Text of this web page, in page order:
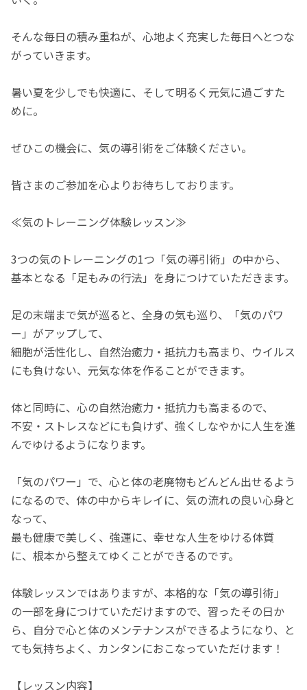
そんな毎日の積み重ねが、心地よく充実した毎日へとつな
がっていきます。
暑い夏を少しでも快適に、そして明るく元気に過ごすた
めに。
ぜひこの機会に、気の導引術をご体験ください。
皆さまのご参加を心よりお待ちしております。
≪気のトレーニング体験レッスン≫
3つの気のトレーニングの1つ「気の導引術」の中から、
基本となる「足もみの行法」を身につけていただきます。
足の末端まで気が巡ると、全身の気も巡り、「気のパワ
ー」がアップして、
細胞が活性化し、自然治癒力・抵抗力も高まり、ウイルス
にも負けない、元気な体を作ることができます。
体と同時に、心の自然治癒力・抵抗力も高まるので、
不安・ストレスなどにも負けず、強くしなやかに人生を進
んでゆけるようになります。
「気のパワー」で、心と体の老廃物もどんどん出せるよう
になるので、体の中からキレイに、気の流れの良い心身と
なって、
最も健康で美しく、強運に、幸せな人生をゆける体質
に、根本から整えてゆくことができるのです。
体験レッスンではありますが、本格的な「気の導引術」
の一部を身につけていただけますので、習ったその日か
ら、自分で心と体のメンテナンスができるようになり、と
ても気持ちよく、カンタンにおこなっていただけます！
【レッスン内容】